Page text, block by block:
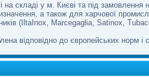
на складі у м. Києві та під замовлення
а також для харчової
(IltaInox, Marcegaglia, Satinox,
відповідно до європейських норм і